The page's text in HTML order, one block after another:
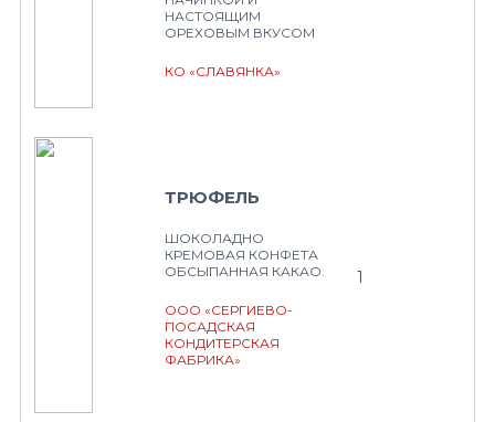
НАСТОЯЩИМ
ОРЕХОВЫМ ВКУСОМ
КО «СЛАВЯНКА»
ТРЮФЕЛЬ
ШОКОЛАДНО
КРЕМОВАЯ КОНФЕТА
ОБСЫПАННАЯ КАКАО.
ООО «СЕРГИЕВО-
ПОСАДСКАЯ
КОНДИТЕРСКАЯ
ФАБРИКА»
1